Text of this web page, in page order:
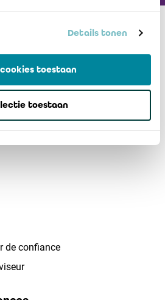
Details tonen
toestaan
toestaan
de confiance